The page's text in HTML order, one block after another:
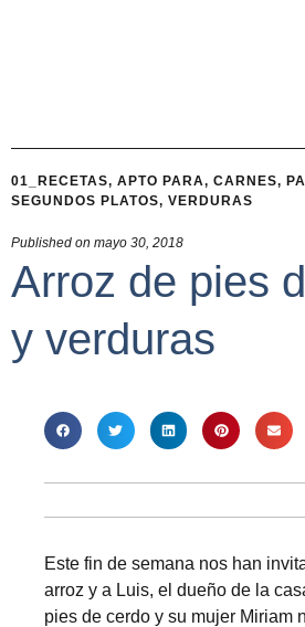
01_RECETAS, APTO PARA, CARNES,
SEGUNDOS PLATOS, VERDURAS
Published on mayo 30, 2018
Arroz de pies
y verduras
Este fin de semana nos han
arroz y a Luis, el dueño de la
pies de cerdo y su mujer Miriam